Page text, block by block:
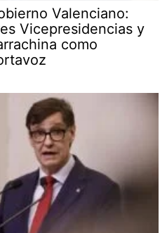
Valenciano:
Vicepresidencias y
como